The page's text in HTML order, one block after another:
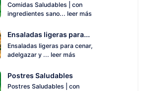
Comidas Saludables | con
ingredientes sano... leer más
Ensaladas ligeras para...
Ensaladas ligeras para cenar,
adelgazar y ... leer más
Postres Saludables
Postres Saludables | con